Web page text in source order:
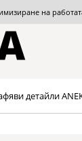
на
детайли